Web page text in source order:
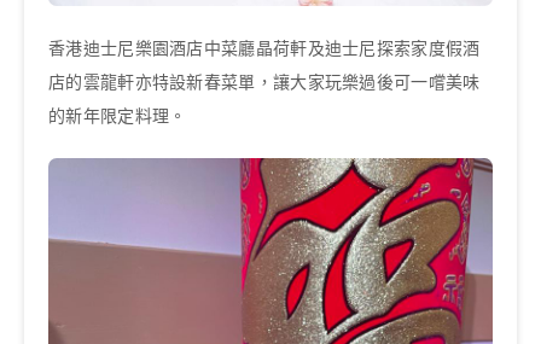
香港迪士尼樂園酒店中菜廳晶荷軒及迪士尼探索家度假酒
店的雲龍軒亦特設新春菜單，讓大家玩樂過後可一嚐美味
的新年限定料理。